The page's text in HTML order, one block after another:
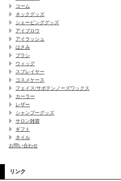
コーム
ネックグッズ
シェービンググッズ
アイブロウ
アイラッシュ
はさみ
ブラシ
ウィッグ
スプレイヤー
コスメケース
フェイス/サボテンノーズワックス
カーラー
レザー
シャンプーグッズ
サロン雑貨
ギフト
ネイル
お問い合わせ
リンク